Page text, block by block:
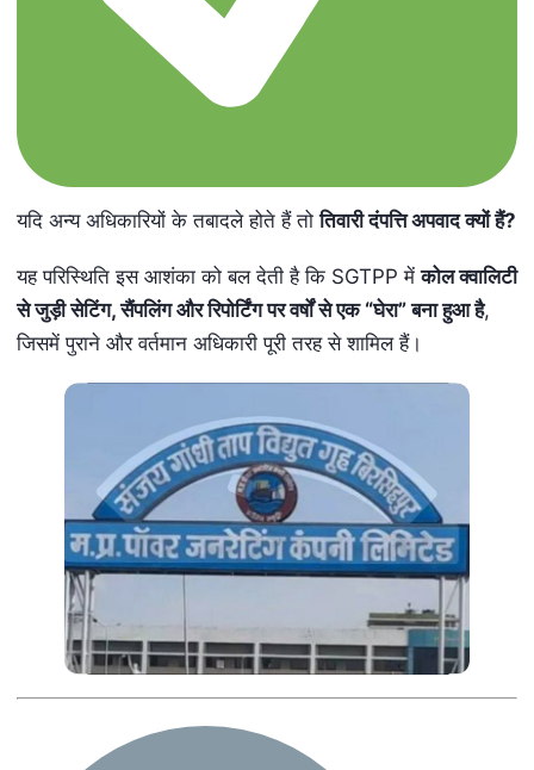
यदि अन्य अधिकारियों के तबादले होते हैं तोतिवारी दंपत्ति अपवाद क्यों हैं?
यह परिस्थिति इस आशंका को बल देती है कि SGTPP मेंकोल क्वालिटी
से जुड़ी सेटिंग,सैंपलिंग और रिपोर्टिंग पर वर्षों से एक “घेरा” बना हुआ है,
जिसमें पुराने और वर्तमान अधिकारी पूरी तरह से शामिल हैं।